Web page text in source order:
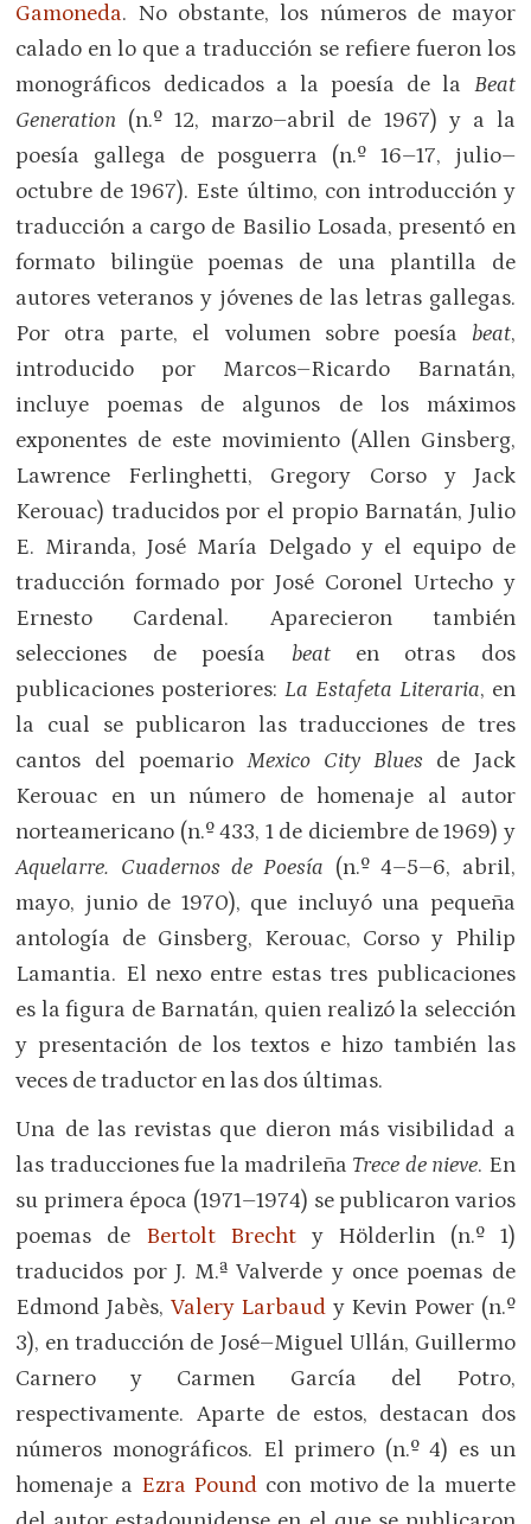
Gamoneda. No obstante, los números de mayor
calado en lo que a traducción se refiere fueron los
monográficos dedicados a la poesía de la Beat
Generation (n.º 12, marzo–abril de 1967) y a la
poesía gallega de posguerra (n.º 16–17, julio–
octubre de 1967). Este último, con introducción y
traducción a cargo de Basilio Losada, presentó en
formato bilingüe poemas de una plantilla de
autores veteranos y jóvenes de las letras gallegas.
Por otra parte, el volumen sobre poesía beat,
introducido por Marcos–Ricardo Barnatán,
incluye poemas de algunos de los máximos
exponentes de este movimiento (Allen Ginsberg,
Lawrence Ferlinghetti, Gregory Corso y Jack
Kerouac) traducidos por el propio Barnatán, Julio
E. Miranda, José María Delgado y el equipo de
traducción formado por José Coronel Urtecho y
Ernesto Cardenal. Aparecieron también
selecciones de poesía beat en otras dos
publicaciones posteriores:La Estafeta Literaria, en
la cual se publicaron las traducciones de tres
cantos del poemario Mexico City Blues de Jack
Kerouac en un número de homenaje al autor
norteamericano (n.º 433, 1 de diciembre de 1969) y
Aquelarre. Cuadernos de Poesía (n.º 4–5–6, abril,
mayo, junio de 1970), que incluyó una pequeña
antología de Ginsberg, Kerouac, Corso y Philip
Lamantia. El nexo entre estas tres publicaciones
es la figura de Barnatán, quien realizó la selección
y presentación de los textos e hizo también las
veces de traductor en las dos últimas.
Una de las revistas que dieron más visibilidad a
las traducciones fue la madrileña Trece de nieve. En
su primera época (1971–1974) se publicaron varios
poemas de Bertolt Brecht y Hölderlin (n.º 1)
traducidos por J. M.ª Valverde y once poemas de
Edmond Jabès, Valery Larbaud y Kevin Power (n.º
3), en traducción de José–Miguel Ullán, Guillermo
Carnero y Carmen García del Potro,
respectivamente. Aparte de estos, destacan dos
números monográficos. El primero (n.º 4) es un
homenaje a Ezra Pound con motivo de la muerte